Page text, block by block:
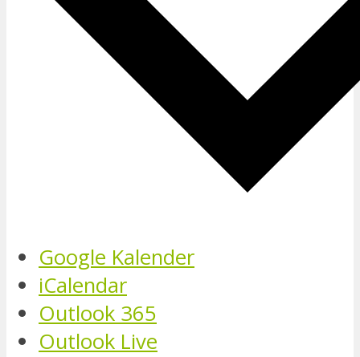
Google Kalender
iCalendar
Outlook 365
Outlook Live